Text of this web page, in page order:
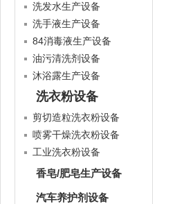
洗发水生产设备
洗手液生产设备
84消毒液生产设备
油污清洗剂设备
沐浴露生产设备
洗衣粉设备
剪切造粒洗衣粉设备
喷雾干燥洗衣粉设备
工业洗衣粉设备
香皂/肥皂生产设备
汽车养护剂设备